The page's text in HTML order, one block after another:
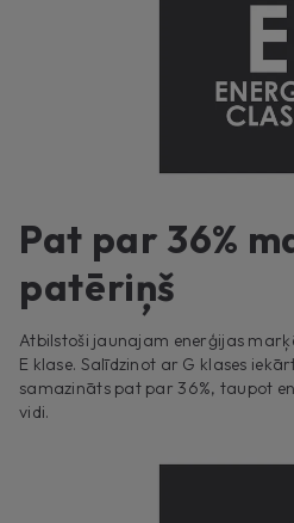
Pat par 36%
patēriņš
Atbilstoši jaunajam enerģijas
E klase. Salīdzinot ar G klases
samazināts pat par 36%, taupot
vidi.